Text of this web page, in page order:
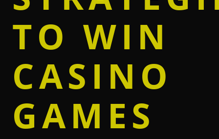
TO WIN
CASINO
GAMES